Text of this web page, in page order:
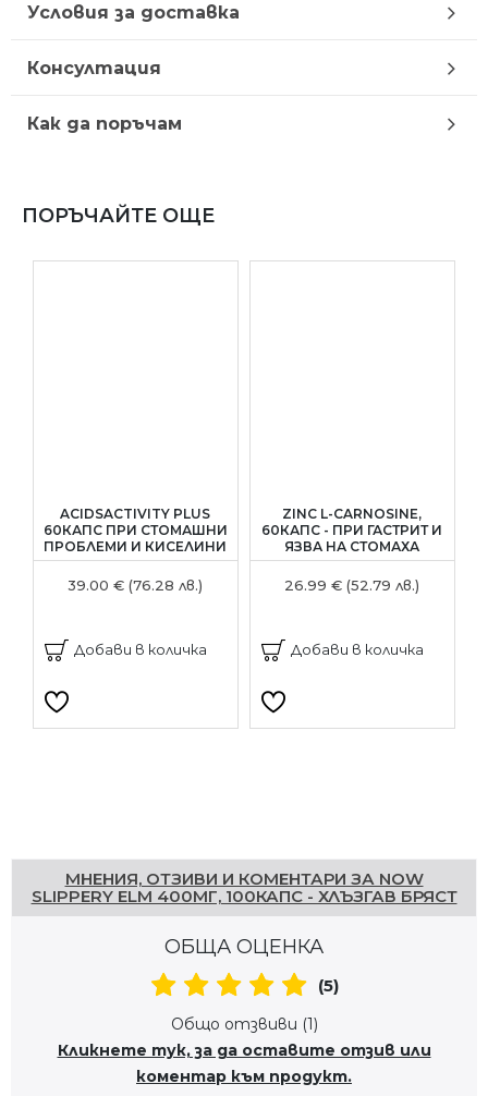
Условия за доставка
Консултация
Как да поръчам
ПОРЪЧАЙТЕ ОЩЕ
ACIDSACTIVITY PLUS
60КАПС ПРИ СТОМАШНИ
ПРОБЛЕМИ И КИСЕЛИНИ
39.00 € (76.28 лв.)
Добави в количка
ZINC L-CARNOSINE,
60КАПС - ПРИ ГАСТРИТ И
ЯЗВА НА СТОМАХА
26.99 € (52.79 лв.)
Добави в количка
МНЕНИЯ, ОТЗИВИ И КОМЕНТАРИ ЗА NOW
SLIPPERY ELM 400МГ, 100КАПС - ХЛЪЗГАВ БРЯСТ
ОБЩА ОЦЕНКА
(5)
Общо отзвиви (1)
Кликнете тук, за да оставите отзив или
коментар към продукт.